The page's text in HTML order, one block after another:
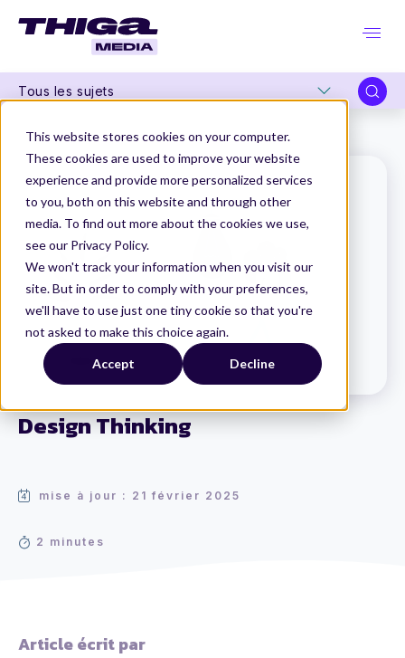
This website stores cookies on your computer.
These cookies are used to improve your website
experience and provide more personalized services
to you, both on this website and through other
media. To find out more about the cookies we use,
see our Privacy Policy.
We won't track your information when you visit our
site. But in order to comply with your preferences,
we'll have to use just one tiny cookie so that you're
not asked to make this choice again.
Accept Decline
Tous les sujets
Design Thinking
mise à jour : 21 février 2025
2 minutes
Thiga Media Le Dico du Produit Design Thinking
Article écrit par